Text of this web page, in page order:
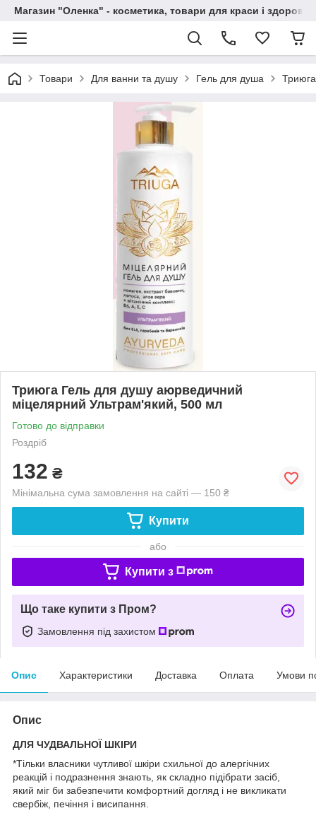
Магазин "Оленка" - косметика, товари для краси і здоров'я
Товари Для ванни та душу Гель для душа
Триюга Гель для душу аюрведичний
міцелярний Ультрам'який, 500 мл
Готово до відправки
Роздріб
132 ₴
Мінімальна сума замовлення на сайті — 150 ₴
Купити
або
Купити з
Що таке купити з Пром?
Замовлення під захистом
Опис Характеристики Доставка Оплата Умови
Опис
ДЛЯ ЧУДВАЛЬНОЇ ШКІРИ
*Тільки власники чутливої шкіри схильної до алергічних
реакцій і подразнення знають, як складно підібрати засіб,
який міг би забезпечити комфортний догляд і не викликати
свербіж, печіння і висипання.